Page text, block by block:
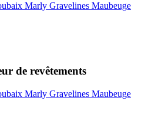
Marly Gravelines Maubeuge
de revêtements
Marly Gravelines Maubeuge